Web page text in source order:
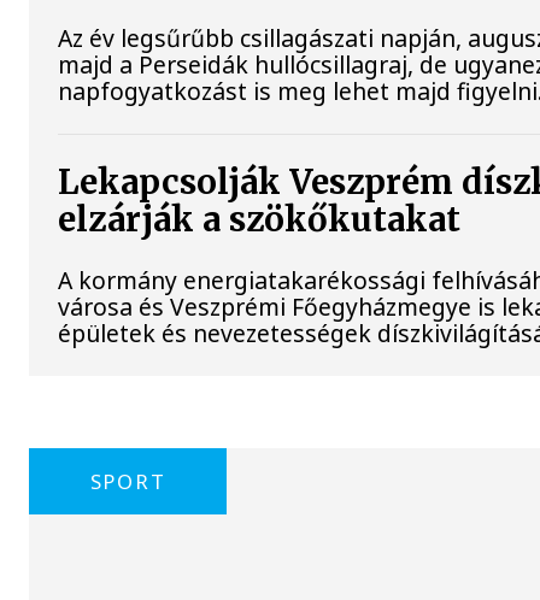
Az év legsűrűbb csillagászati napján,
majd a Perseidák hullócsillagraj, de
napfogyatkozást is meg lehet majd
Lekapcsolják Veszprém
elzárják a szökőkutakat
A kormány energiatakarékossági
városa és Veszprémi Főegyházmegye is
épületek és nevezetességek
SPORT